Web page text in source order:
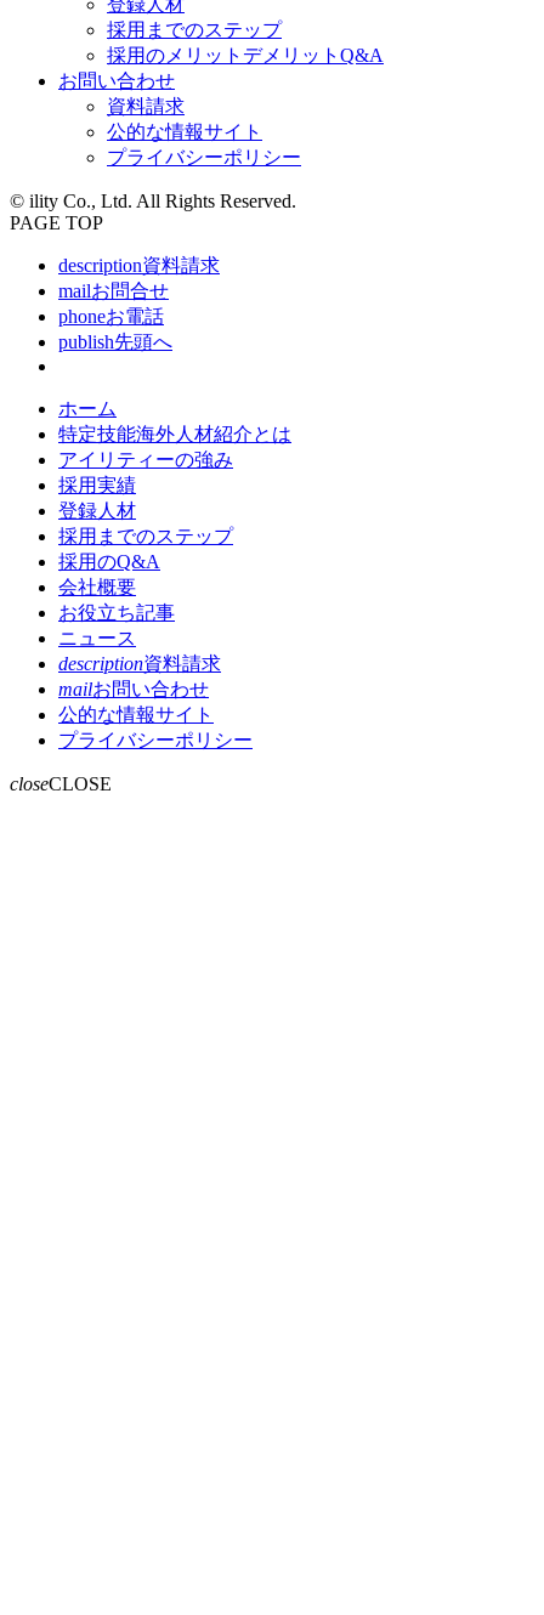
登録人材
採用までのステップ
採用のメリットデメリットQ&A
お問い合わせ
資料請求
公的な情報サイト
プライバシーポリシー
© ility Co., Ltd. All Rights Reserved.
PAGE TOP
description資料請求
mailお問合せ
phoneお電話
publish先頭へ
ホーム
特定技能海外人材紹介とは
アイリティーの強み
採用実績
登録人材
採用までのステップ
採用のQ&A
会社概要
お役立ち記事
ニュース
description資料請求
mailお問い合わせ
公的な情報サイト
プライバシーポリシー
closeCLOSE